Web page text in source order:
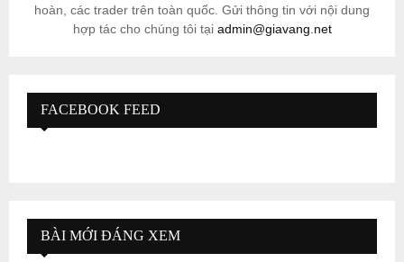
hoàn, các trader trên toàn quốc. Gửi thông tin với nội dung
hợp tác cho chúng tôi tại admin@giavang.net
FACEBOOK FEED
BÀI MỚI ĐÁNG XEM